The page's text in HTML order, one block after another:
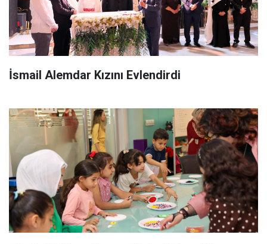
İsmail Alemdar Kızını Evlendirdi